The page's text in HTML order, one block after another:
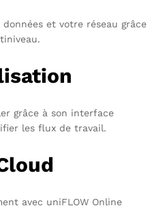
et votre réseau grâce
grâce à son interface
les flux de travail.
avec uniFLOW Online